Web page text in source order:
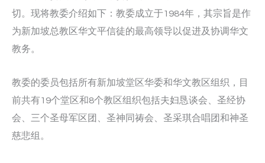
切。现将教委介绍如下：教委成立于1984年，其宗旨是作
为新加坡总教区华文平信徒的最高领导以促进及协调华文
教务。
教委的委员包括所有新加坡堂区华委和华文教区组织，目
前共有19个堂区和8个教区组织包括夫妇恳谈会、圣经协
会、三个圣母军区团、圣神同祷会、圣采琪合唱团和神圣
慈悲组。